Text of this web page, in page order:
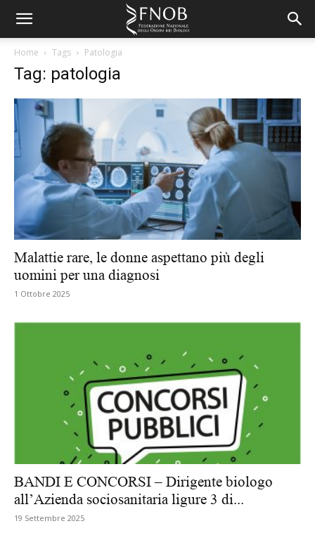
Home Tags Patologia
Tag: patologia
Malattie rare, le donne aspettano più degli
uomini per una diagnosi
1 Ottobre 2025
BANDI E CONCORSI – Dirigente biologo
all’Azienda sociosanitaria ligure 3 di...
19 Settembre 2025